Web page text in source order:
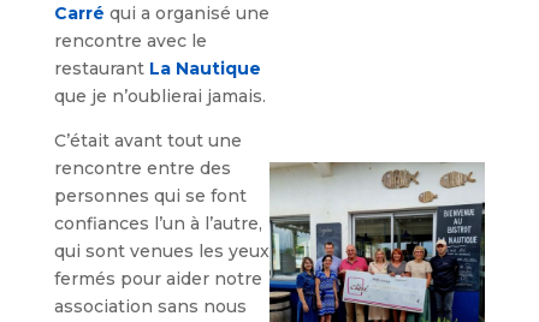
Carré qui a organisé une
rencontre avec le
restaurant La Nautique
que je n’oublierai jamais.
C’était avant tout une
rencontre entre des
personnes qui se font
confiances l’un à l’autre,
qui sont venues les yeux
fermés pour aider notre
association sans nous